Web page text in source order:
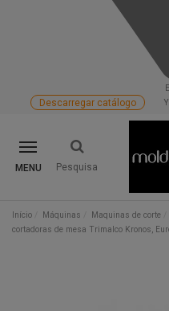
Descarregar catálogo
MENU Pesquisa
Início Máquinas Maquinas de corte
cortadoras de mesa Trimalco Kronos,